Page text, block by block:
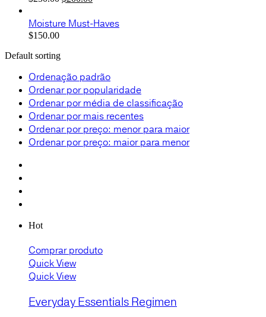
$200.00.$150.00.
original
era:
atual
é:
Moisture Must-Haves
$150.00
Default sorting
Ordenação padrão
Ordenar por popularidade
Ordenar por média de classificação
Ordenar por mais recentes
Ordenar por preço: menor para maior
Ordenar por preço: maior para menor
Hot
Comprar produto
Quick View
Quick View
Everyday Essentials Regimen